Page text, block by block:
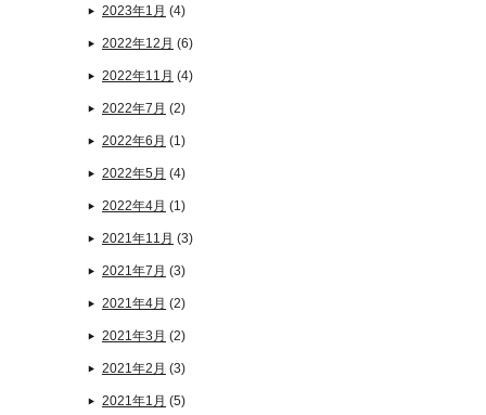
2023年1月 (4)
2022年12月 (6)
2022年11月 (4)
2022年7月 (2)
2022年6月 (1)
2022年5月 (4)
2022年4月 (1)
2021年11月 (3)
2021年7月 (3)
2021年4月 (2)
2021年3月 (2)
2021年2月 (3)
2021年1月 (5)